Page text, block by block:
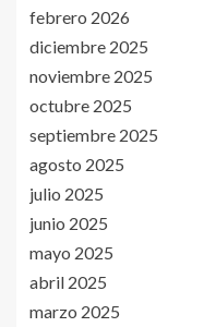
febrero 2026
diciembre 2025
noviembre 2025
octubre 2025
septiembre 2025
agosto 2025
julio 2025
junio 2025
mayo 2025
abril 2025
marzo 2025